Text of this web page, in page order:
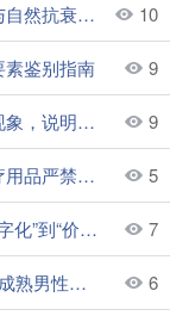
泰州艾维岚指定注射医师：定义、选择标准与自然抗衰机制全解析 10
鉴别指南 9
红胡子药局服用反应解答：身体发热是正常现象，说明机能正在提升 9
两部门明确医保个账白名单：保健品等非医疗用品严禁纳入 5
2026年深化医药卫生体制改革：从“全业务数字化”到“价值医疗”的体系重塑 7
圈子里重口碑 生活中重质感 红胡子药局成为成熟男性的优选 6